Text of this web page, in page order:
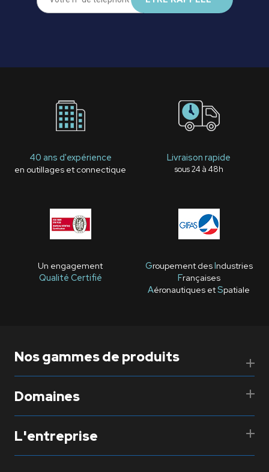
40 ans d'expérience
en outillages et connectique
Livraison rapide
sous 24 à 48h
Un engagement
Qualité Certifié
Groupement desIndustries
Françaises
Aéronautiques etSpatiale
Nos gammes de produits
Domaines
L'entreprise